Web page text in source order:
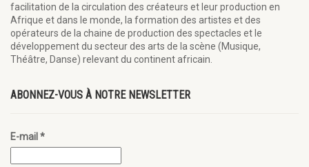
facilitation de la circulation des créateurs et leur production en
Afrique et dans le monde, la formation des artistes et des
opérateurs de la chaine de production des spectacles et le
développement du secteur des arts de la scène (Musique,
Théâtre, Danse) relevant du continent africain.
ABONNEZ-VOUS À NOTRE NEWSLETTER
E-mail*